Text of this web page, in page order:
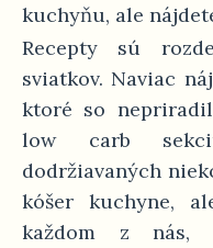
kuchyňu, ale
Recepty sú
sviatkov. Naviac
ktoré so
low carb
dodržiavaných
kóšer kuchyne,
každom z nás,